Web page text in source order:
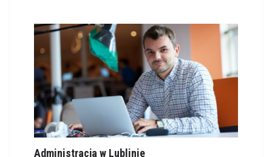
Administracja w Lublinie